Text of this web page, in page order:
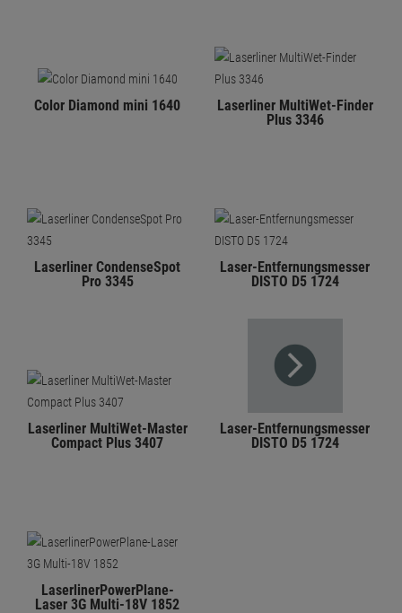
Color Diamond mini 1640
Laserliner MultiWet-Finder
Plus 3346
Laserliner CondenseSpot
Pro 3345
Laser-Entfernungsmesser
DISTO D5 1724
Laserliner MultiWet-Master
Compact Plus 3407
Laser-Entfernungsmesser
DISTO D5 1724
LaserlinerPowerPlane-
Laser 3G Multi-18V 1852